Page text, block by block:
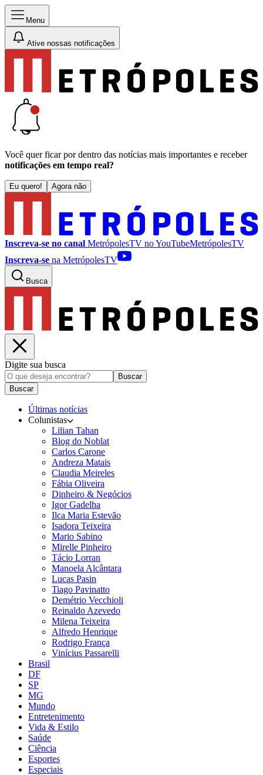
Menu
Ative nossas notificações
Você quer ficar por dentro das notícias mais importantes e receber
notificações em tempo real?
Eu quero! Agora não
Inscreva-se no canal MetrópolesTV noYouTubeMetrópolesTV
Inscreva-se na MetrópolesTV
Busca
Digite sua busca
Buscar
Buscar
Últimas notícias
Colunistas
Lilian Tahan
Blog do Noblat
Carlos Carone
Andreza Matais
Claudia Meireles
Fábia Oliveira
Dinheiro & Negócios
Igor Gadelha
Ilca Maria Estevão
Isadora Teixeira
Mario Sabino
Mirelle Pinheiro
Tácio Lorran
Manoela Alcântara
Lucas Pasin
Tiago Pavinatto
Demétrio Vecchioli
Reinaldo Azevedo
Milena Teixeira
Alfredo Henrique
Rodrigo França
Vinícius Passarelli
Brasil
DF
SP
MG
Mundo
Entretenimento
Vida & Estilo
Saúde
Ciência
Esportes
Especiais